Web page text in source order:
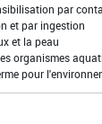
par
et par ingestion
et la peau
organismes
pour